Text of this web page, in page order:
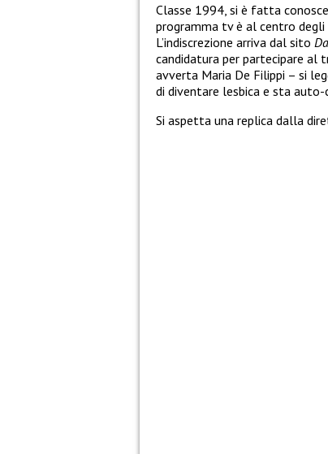
Classe 1994, si è fatta
programma tv è al centro
L’indiscrezione arriva dal sito
candidatura per partecipare al
avverta Maria De Filippi – si
di diventare lesbica e sta
Si aspetta una replica dalla